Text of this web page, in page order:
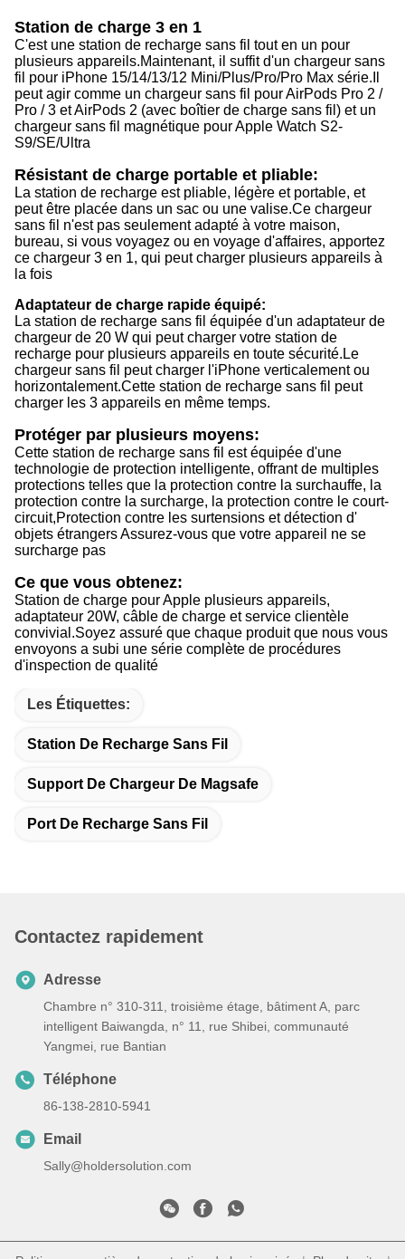
Station de charge 3 en 1
C'est une station de recharge sans fil tout en un pour
plusieurs appareils.Maintenant, il suffit d'un chargeur sans
fil pour iPhone 15/14/13/12 Mini/Plus/Pro/Pro Max série.
peut agir comme un chargeur sans fil pour AirPods Pro 2 /
Pro / 3 et AirPods 2 (avec boîtier de charge sans fil) et un
chargeur sans fil magnétique pour Apple Watch S2-
S9/SE/Ultra
Résistant de charge portable et pliable:
La station de recharge est pliable, légère et portable, et
peut être placée dans un sac ou une valise.Ce chargeur
sans fil n'est pas seulement adapté à votre maison,
bureau, si vous voyagez ou en voyage d'affaires, apportez
ce chargeur 3 en 1, qui peut charger plusieurs appareils à
la fois
Adaptateur de charge rapide équipé:
La station de recharge sans fil équipée d'un adaptateur de
chargeur de 20 W qui peut charger votre station de
recharge pour plusieurs appareils en toute sécurité. Le
chargeur sans fil peut charger l'iPhone verticalement ou
horizontalement.Cette station de recharge sans fil peut
charger les 3 appareils en même temps.
Protéger par plusieurs moyens:
Cette station de recharge sans fil est équipée d'une
technologie de protection intelligente, offrant de multiples
protections telles que la protection contre la surchauffe, la
protection contre la surcharge, la protection contre le court-
circuit,Protection contre les surtensions et détection d'
objets étrangers Assurez-vous que votre appareil ne se
surcharge pas
Ce que vous obtenez:
Station de charge pour Apple plusieurs appareils,
adaptateur 20W, câble de charge et service clientèle
convivial.Soyez assuré que chaque produit que nous vous
envoyons a subi une série complète de procédures
d'inspection de qualité
Les Étiquettes:
Station De Recharge Sans Fil
Support De Chargeur De Magsafe
Port De Recharge Sans Fil
Contactez rapidement
Adresse
Chambre n° 310-311, troisième étage, bâtiment A, parc
intelligent Baiwangda, n° 11, rue Shibei, communauté
Yangmei, rue Bantian
Téléphone
86-138-2810-5941
Email
Sally@holdersolution.com